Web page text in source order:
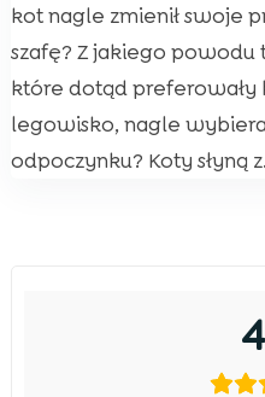
kot nagle zmienił swoje
szafę? Z jakiego powodu
które dotąd preferowały
legowisko, nagle
odpoczynku? Koty słyną